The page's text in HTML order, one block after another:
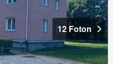
12 Foton